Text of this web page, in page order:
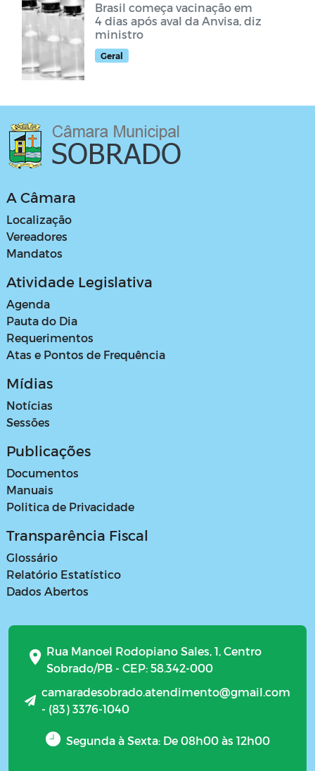
Brasil começa vacinação em
4 dias após aval da Anvisa, diz
ministro
Geral
A Câmara
Localização
Vereadores
Mandatos
Atividade Legislativa
Agenda
Pauta do Dia
Requerimentos
Atas e Pontos de Frequência
Mídias
Notícias
Sessões
Publicações
Documentos
Manuais
Politica de Privacidade
Transparência Fiscal
Glossário
Relatório Estatístico
Dados Abertos
Rua Manoel Rodopiano Sales, 1, Centro
Sobrado/PB - CEP: 58.342-000
camaradesobrado.atendimento@gmail.com
- (83) 3376-1040
Segunda à Sexta: De 08h00 às 12h00